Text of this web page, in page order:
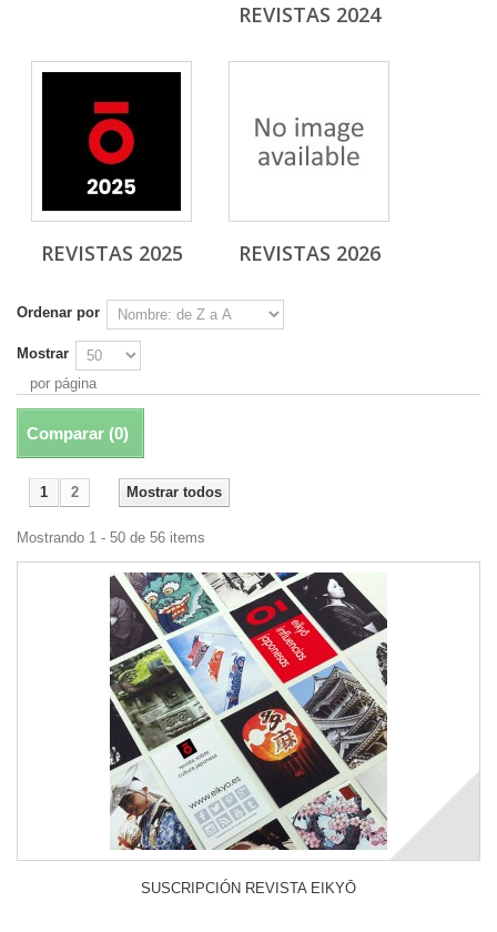
REVISTAS 2024
REVISTAS 2025 REVISTAS 2026
Ordenar por
Mostrar
por página
Comparar (0)
Mostrar todos
1 2
Mostrando 1 - 50 de 56 items
SUSCRIPCIÓN REVISTA EIKYŌ